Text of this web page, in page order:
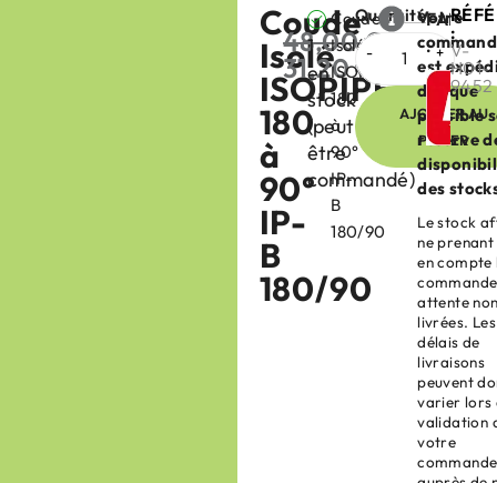
Coude
Isolé
ISOPIPE
180
à
90°
IP-
B
180/90
48,00€
31,20€
1
en
stock
(peut
être
commandé)
Coude
Isolé
ISOPIPE
180
à
90°
IP-
B
180/90
Quantité
AJOUTER AU
PANIER
Votre
est
dès que
possible
réserve
des
Le stock
ne
en compte
attente
livrées. Les
délais de
livraisons
peuvent
varier lors
validation
votre
commande
:
:
V-
H01-
9452